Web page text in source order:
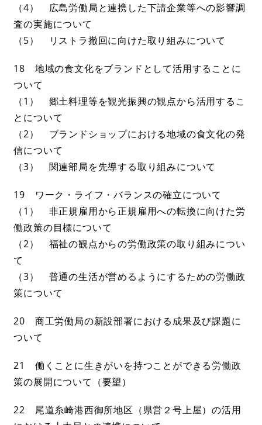
（4） 広島労働局と連携した下請企業等への影響調
査の実施について
（5） リストラ撤回に向けた取り組みについて
18 地域の食文化をブランドとして活用することに
ついて
（1） 郷土料理等を観光振興の観点から活用するこ
とについて
（2） ブランドショップにおける地域の食文化の発
信について
（3） 関連部局を先導する取り組みについて
19 ワーク・ライフ・バランスの確立について
（1） 非正規雇用から正規雇用への転換に向けた労
働政策の目標について
（2） 福祉の観点からの労働政策の取り組みについ
て
（3） 普通の生活が営めるようにするための労働政
策について
20 商工労働局の新設部署における成果及び課題に
ついて
21 働くことに生きがいを持つことができる労働政
策の展開について（要望）
22 尾道糸崎港西御所地区（県営２号上屋）の活用